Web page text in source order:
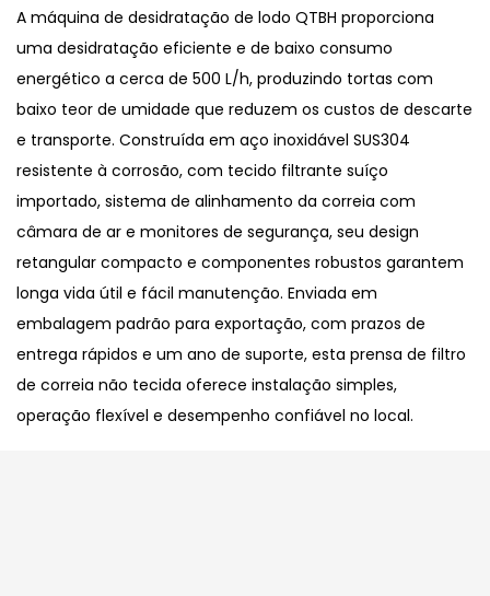
A máquina de desidratação de lodo QTBH proporciona
uma desidratação eficiente e de baixo consumo
energético a cerca de 500 L/h, produzindo tortas com
baixo teor de umidade que reduzem os custos de descarte
e transporte. Construída em aço inoxidável SUS304
resistente à corrosão, com tecido filtrante suíço
importado, sistema de alinhamento da correia com
câmara de ar e monitores de segurança, seu design
retangular compacto e componentes robustos garantem
longa vida útil e fácil manutenção. Enviada em
embalagem padrão para exportação, com prazos de
entrega rápidos e um ano de suporte, esta prensa de filtro
de correia não tecida oferece instalação simples,
operação flexível e desempenho confiável no local.